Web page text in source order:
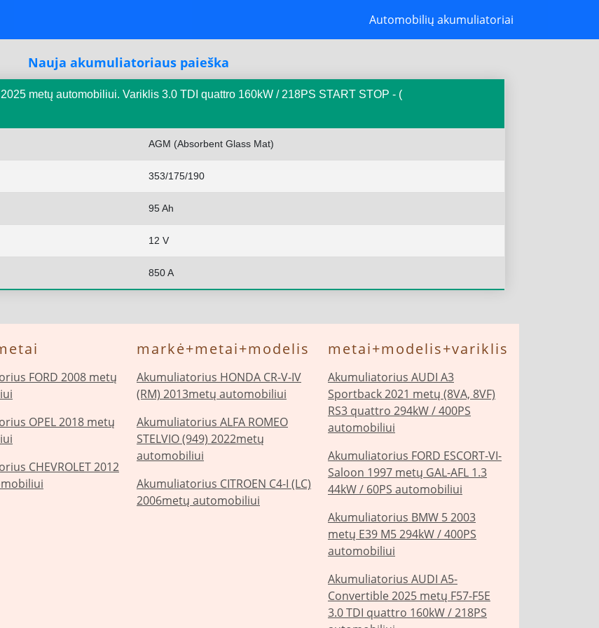
Automobilių akumuliatoriai
Nauja akumuliatoriaus paieška
metų automobiliui. Variklis 3.0 TDI quattro 160kW / 218PS START STOP - (
AGM (Absorbent Glass Mat)
353/175/190
95 Ah
12 V
850 A
FORD 2008 metų
OPEL 2018 metų
CHEVROLET 2012
markė+metai+modelis
Akumuliatorius HONDA CR-V-IV
(RM) 2013metų automobiliui
Akumuliatorius ALFA ROMEO
STELVIO (949) 2022metų
automobiliui
Akumuliatorius CITROEN C4-I (LC)
2006metų automobiliui
metai+modelis+variklis
Akumuliatorius AUDI A3
Sportback 2021 metų (8VA, 8VF)
RS3 quattro 294kW / 400PS
automobiliui
Akumuliatorius FORD ESCORT-VI-
Saloon 1997 metų GAL-AFL 1.3
44kW / 60PS automobiliui
Akumuliatorius BMW 5 2003
metų E39 M5 294kW / 400PS
automobiliui
Akumuliatorius AUDI A5-
Convertible 2025 metų F57-F5E
3.0 TDI quattro 160kW / 218PS